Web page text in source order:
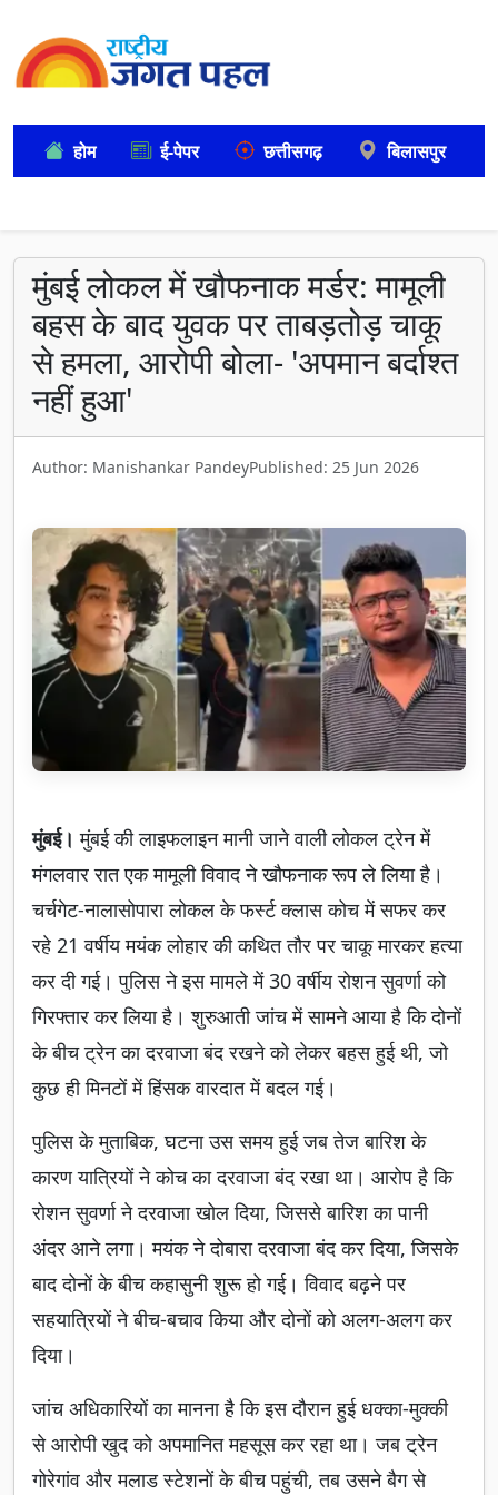
होम ई-पेपर छत्तीसगढ़ बिलासपुर
मुंबई लोकल में खौफनाक मर्डर: मामूली
बहस के बाद युवक पर ताबड़तोड़ चाकू
से हमला, आरोपी बोला- 'अपमान बर्दाश्त
नहीं हुआ'
Author: Manishankar PandeyPublished: 25 Jun 2026
मुंबई। मुंबई की लाइफलाइन मानी जाने वाली लोकल ट्रेन में
मंगलवार रात एक मामूली विवाद ने खौफनाक रूप ले लिया है।
चर्चगेट-नालासोपारा लोकल के फर्स्ट क्लास कोच में सफर कर
रहे 21 वर्षीय मयंक लोहार की कथित तौर पर चाकू मारकर हत्या
कर दी गई। पुलिस ने इस मामले में 30 वर्षीय रोशन सुवर्णा को
गिरफ्तार कर लिया है। शुरुआती जांच में सामने आया है कि दोनों
के बीच ट्रेन का दरवाजा बंद रखने को लेकर बहस हुई थी, जो
कुछ ही मिनटों में हिंसक वारदात में बदल गई।
पुलिस के मुताबिक, घटना उस समय हुई जब तेज बारिश के
कारण यात्रियों ने कोच का दरवाजा बंद रखा था। आरोप है कि
रोशन सुवर्णा ने दरवाजा खोल दिया, जिससे बारिश का पानी
अंदर आने लगा। मयंक ने दोबारा दरवाजा बंद कर दिया, जिसके
बाद दोनों के बीच कहासुनी शुरू हो गई। विवाद बढ़ने पर
सहयात्रियों ने बीच-बचाव किया और दोनों को अलग-अलग कर
दिया।
जांच अधिकारियों का मानना है कि इस दौरान हुई धक्का-मुक्की
से आरोपी खुद को अपमानित महसूस कर रहा था। जब ट्रेन
गोरेगांव और मलाड स्टेशनों के बीच पहुंची, तब उसने बैग से